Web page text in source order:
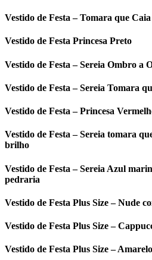
Vestido de Festa – Tomara que
Vestido de Festa Princesa Preto
Vestido de Festa – Sereia Ombro a
Vestido de Festa – Sereia Tomara
Vestido de Festa – Princesa
Vestido de Festa – Sereia tomara
brilho
Vestido de Festa – Sereia Azul
pedraria
Vestido de Festa Plus Size – Nude
Vestido de Festa Plus Size –
Vestido de Festa Plus Size – Amarelo